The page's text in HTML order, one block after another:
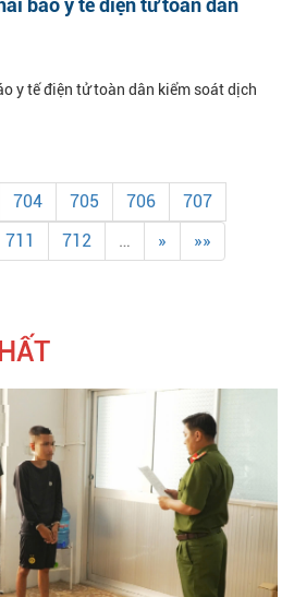
báo y tế điện tử toàn dân
y tế điện tử toàn dân kiểm soát dịch
704 705 706
707
711 712 … » »»